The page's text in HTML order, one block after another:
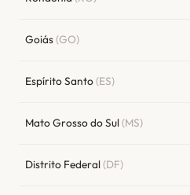
Goiás(GO)
Espírito Santo(ES)
Mato Grosso do Sul(MS)
Distrito Federal(DF)